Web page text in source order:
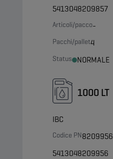
5413048209857
Articoli/pacco-
Pacchi/pallet4
Status NORMALE
1000 LT
IBC
Codice PN8209956
5413048209956